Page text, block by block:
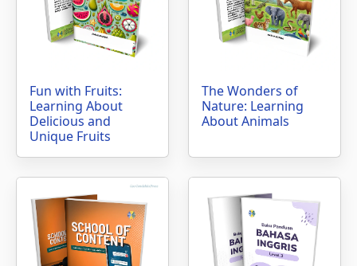
Fun with Fruits:
Learning About
Delicious and
Unique Fruits
The Wonders of
Nature: Learning
About Animals